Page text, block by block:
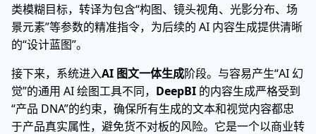
类模糊目标，转译为包含“构图、镜头视角、光影分布、场
景元素”等参数的精准指令，为后续的 AI 内容生成提供清晰
的“设计蓝图”。
接下来，系统进入AI 图文一体生成阶段。与容易产生“AI 幻
觉”的通用 AI 绘图工具不同， DeepBI 的内容生成严格受到
“产品 DNA”的约束，确保所有生成的文本和视觉内容都忠
于产品真实属性，避免货不对板的风险。它是一个以商业转